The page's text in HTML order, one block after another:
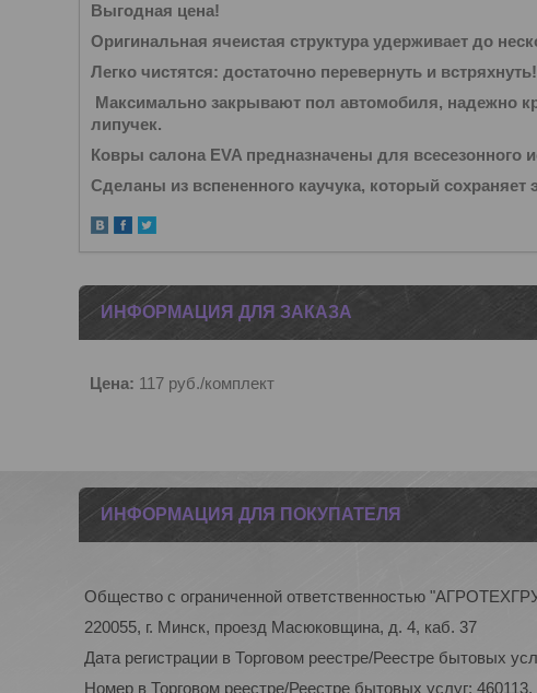
Выгодная цена!
Оригинальная ячеистая структура удерживает до
Легко чистятся: достаточно перевернуть и встряхнуть!
Максимально закрывают пол автомобиля, надежно
липучек.
Ковры салона EVA предназначены для всесезонного
Сделаны из вспененного каучука, который сохраняет
ИНФОРМАЦИЯ ДЛЯ ЗАКАЗА
Цена: 117 руб./комплект
ИНФОРМАЦИЯ ДЛЯ ПОКУПАТЕЛЯ
Общество с ограниченной ответственностью
220055, г. Минск, проезд Масюковщина, д. 4, каб. 37
Дата регистрации в Торговом реестре/Реестре бытовых
Номер в Торговом реестре/Реестре бытовых услуг: